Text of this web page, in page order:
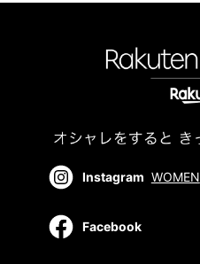
Instagram WOMEN
Facebook